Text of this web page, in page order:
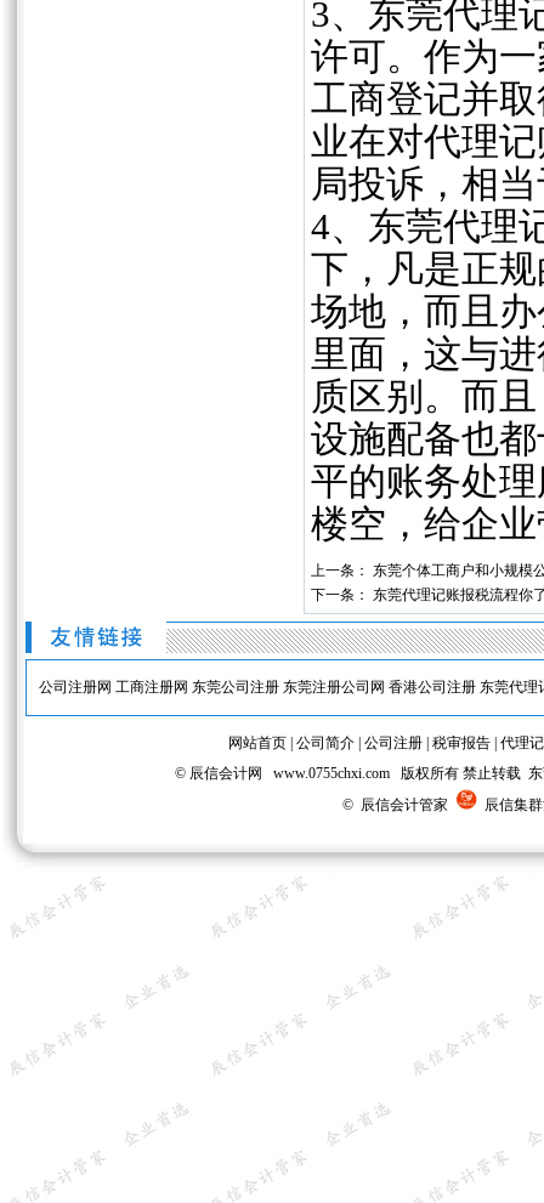
3、东莞代理
许可。作为
工商登记并
业在对代理
局投诉，相
4、东莞代理
下，凡是正
场地，而且
里面，这与
质区别。而
设施配备也
平的账务处
楼空，给企
上一条： 东莞个体工商户和小规模
下一条： 东莞代理记账报税流程你
公司注册网 工商注册网 东莞公司注册 东莞注册公司网 香港公司注册 东莞代理
网站首页 公司简介 公司注册 税审报告 代理
© 辰信会计网 www.0755chxi.com 版权所有 禁止转载
© 辰信会计管家
辰信集